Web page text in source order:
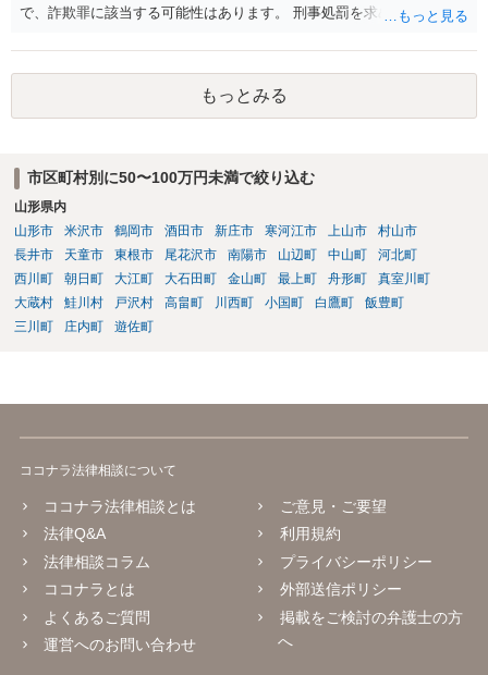
で、詐欺罪に該当する可能性はあります。 刑事処罰を求めたいという
もっとみる
市区町村別に50〜100万円未満で絞り込む
山形県内
山形市
米沢市 鶴岡市 酒田市 新庄市 寒河江市 上山市
村山市
長井市
天童市 東根市 尾花沢市 南陽市 山辺町 中山町
河北町
西川町
朝日町 大江町 大石田町 金山町 最上町 舟形町
真室川町
大蔵村
鮭川村 戸沢村 高畠町 川西町 小国町 白鷹町
飯豊町
三川町
庄内町 遊佐町
ココナラ法律相談について
ココナラ法律相談とは
法律Q&A
法律相談コラム
ココナラとは
よくあるご質問
運営へのお問い合わせ
ご意見・ご要望
利用規約
プライバシーポリシー
外部送信ポリシー
掲載をご検討の弁護士の方
へ